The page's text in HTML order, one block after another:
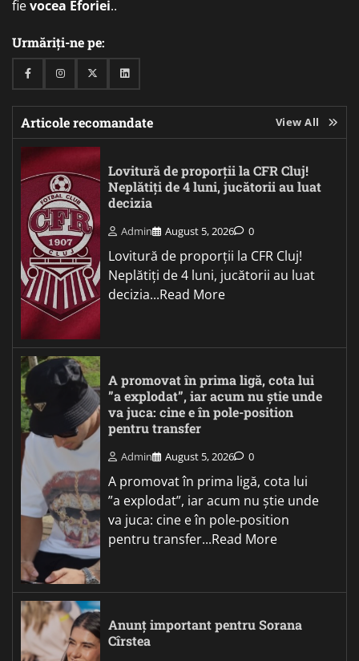
fievocea Eforiei..
Urmăriți-ne pe:
FacebookInstagramTwitterLinkedin
Articole recomandate View All
Lovitură de proporții la CFR Cluj!
Neplătiți de 4 luni, jucătorii au luat
decizia
Admin August 5, 2026 0
Lovitură de proporții la CFR Cluj!
Neplătiți de 4 luni, jucătorii au luat
decizia...Read More
A promovat în prima ligă, cota lui
”a explodat”, iar acum nu știe unde
va juca: cine e în pole-position
pentru transfer
Admin August 5, 2026 0
A promovat în prima ligă, cota lui
”a explodat”, iar acum nu știe unde
va juca: cine e în pole-position
pentru transfer...Read More
Anunț important pentru Sorana
Cîrstea